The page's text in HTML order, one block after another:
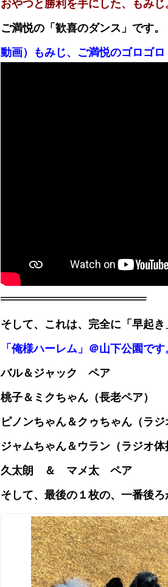
おやつと勝利を手にした、もみじ
ご満悦の「歓喜のダンス」です。
動画）もみじ、ご満悦のゴロゴロ
そして、これは、完全に「早起き
「俺様ハーレム」＠山下公園で
バル＆ジャック ペア
桃子＆ミクちゃん（長老ペア）
ピノンちゃん＆クゥちゃん（ラ
ジャムちゃん＆ウラン（ラジオ
久太朗 ＆ マメ太 ペア
そして、最後の１枚の、一番後